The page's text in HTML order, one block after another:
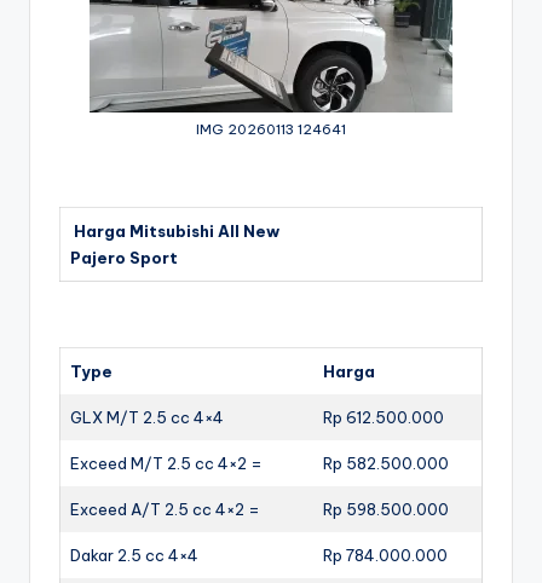
IMG 20260113 124641
Harga Mitsubishi All New
Pajero Sport
Type Harga
GLX M/T 2.5 cc 4×4 Rp 612.500.000
Exceed M/T 2.5 cc 4×2 = Rp 582.500.000
Exceed A/T 2.5 cc 4×2 = Rp 598.500.000
Dakar 2.5 cc 4×4 Rp 784.000.000